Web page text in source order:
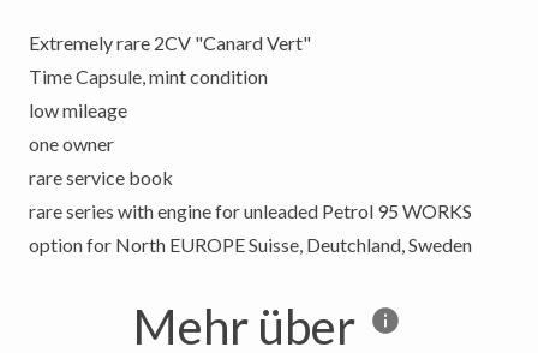
Extremely rare 2CV "Canard Vert"
Time Capsule, mint condition
low mileage
one owner
rare service book
rare series with engine for unleaded Petrol 95 WORKS
option for North EUROPE Suisse, Deutchland, Sweden
Mehr über